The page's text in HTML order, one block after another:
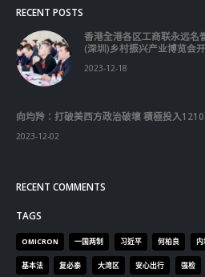
RECENT POSTS
香港全港各区工商联永远名
(深圳)乡村振兴产业博览会
2023-12-18
向均羚：打破美西方政治破壞 積極投入
2023-12-02
RECENT COMMENTS
TAGS
OMICRON 一国两制 习近平 何柏良 内
基本法 复必泰 大湾区 安心出行 强检